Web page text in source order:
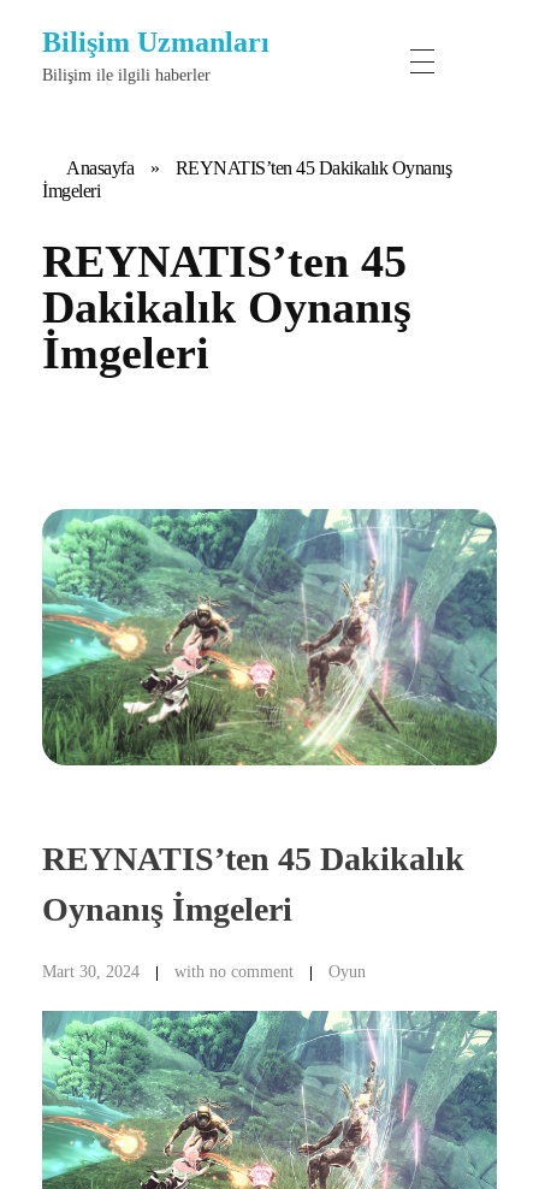
Bilişim Uzmanları
Bilişim ile ilgili haberler
Anasayfa »
REYNATIS’ten 45 Dakikalık Oynanış
İmgeleri
REYNATIS’ten 45
Dakikalık Oynanış
İmgeleri
REYNATIS’ten 45 Dakikalık
Oynanış İmgeleri
Mart 30, 2024 with no comment Oyun